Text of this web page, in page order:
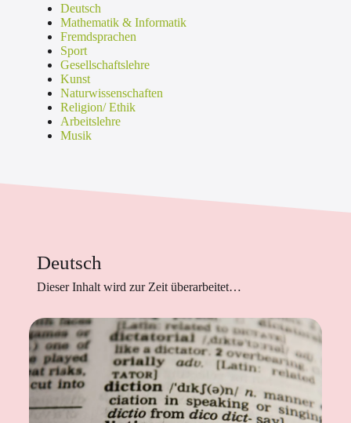
Deutsch
Mathematik & Informatik
Fremdsprachen
Sport
Gesellschaftslehre
Kunst
Naturwissenschaften
Religion/ Ethik
Arbeitslehre
Musik
Deutsch
Dieser Inhalt wird zur Zeit überarbeitet…